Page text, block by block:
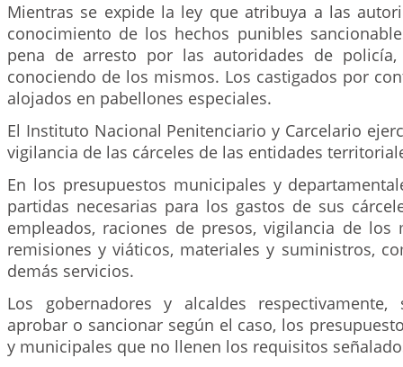
Mientras se expide la ley que atribuya a las
conocimiento de los hechos punibles
pena de arresto por las autoridades de policía,
conociendo de los mismos. Los castigados por
alojados en pabellones especiales.
El Instituto Nacional Penitenciario y Carcelario
vigilancia de las cárceles de las entidades
En los presupuestos municipales y
partidas necesarias para los gastos de sus
empleados, raciones de presos, vigilancia de los
remisiones y viáticos, materiales y suministros,
demás servicios.
Los gobernadores y alcaldes
aprobar o sancionar según el caso, los
y municipales que no llenen los requisitos